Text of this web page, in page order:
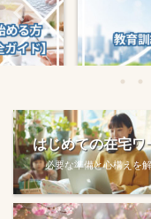
る方法
教育訓練
はじめての在宅ワ
必要な準備と心構えを